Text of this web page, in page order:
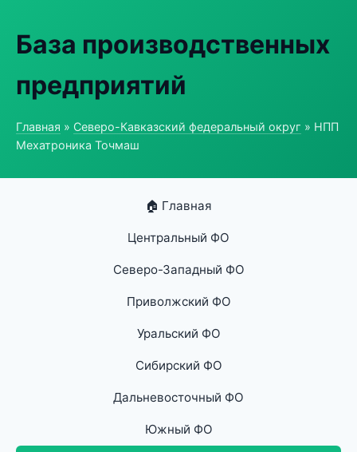
База производственных
предприятий
Главная » Северо-Кавказский федеральный округ » НПП
Мехатроника Точмаш
🏠 Главная
Центральный ФО
Северо-Западный ФО
Приволжский ФО
Уральский ФО
Сибирский ФО
Дальневосточный ФО
Южный ФО